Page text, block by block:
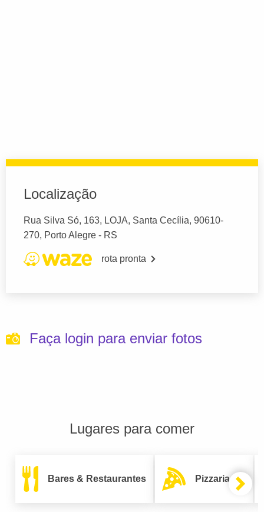
Localização
Rua Silva Só, 163, LOJA, Santa Cecília, 90610-
270, Porto Alegre - RS
rota pronta
Faça login para enviar fotos
Lugares para comer
Bares & Restaurantes Pizzarias